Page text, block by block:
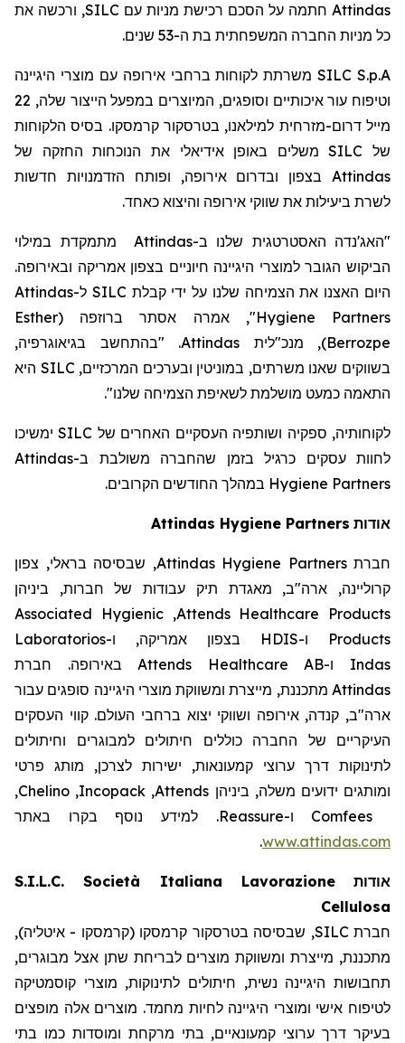
Attindas חתמה על הסכם רכישת מניות עם SILC, ורכשה את
כל מניות החברה המשפחתית בת ה-53
שנים.
SILC S.p.Aמשרתת לקוחות ברחבי אירופה עם מוצרי היגיינה
וטיפוח עור איכותיים וסופגים, המיוצרים במפעל הייצור שלה, 22
מיילדרום-מזרחית למילאנו, בטרסקור קרמסקו. בסיס הלקוחות
של SILCמשלים באופן אידיאלי את הנוכחות החזקה של
Attindas
בצפון ובדרום אירופה, ופותח הזדמנויות חדשות
לשרת ביעילות את שווקי אירופה והיצוא כאחד.
"האג'נדה האסטרטגית שלנו ב-Attindas
מתמקדת במילוי
הביקוש הגובר למוצרי היגיינה חיוניים בצפון אמריקה ובאירופה.
היום האצנו את הצמיחה שלנו על ידי קבלתSILC ל-Attindas
Hygiene Partners", אמרה אסתר ברוזפה (
Esther
Berrozpe
), מנכ"לית Attindas. "בהתחשב בגיאוגרפיה,
בשווקים שאנו משרתים, במוניטין ובערכים המרכזיים,SILC היא
התאמה כמעט מושלמת לשאיפת הצמיחה שלנו".
לקוחותיה, ספקיה ושותפיה העסקיים האחרים של SILCימשיכו
לחוות עסקים כרגיל בזמן שהחברה משולבת ב-Attindas
Hygiene Partners במהלך החודשים הקרובים.
אודות Attindas Hygiene Partners
חברתAttindas Hygiene Partners, שבסיסה בראלי, צפון
קרוליינה, ארה"ב, מאגדת תיק עבודות של חברות, ביניהן
Attends Healthcare Products
,
Associated Hygienic
Products
ו-HDIS בצפון אמריקה, ו-Laboratorios
Indas ו-Attends Healthcare ABבאירופה. חברת
Attindas מתכננת, מייצרת ומשווקת מוצרי היגיינה סופגים עבור
ארה"ב, קנדה, אירופה ושווקי יצוא ברחבי העולם. קווי העסקים
העיקריים של החברה כוללים חיתולים למבוגרים וחיתולים
לתינוקות דרך ערוצי קמעונאות, ישירות לצרכן, מותג פרטי
ומותגים ידועים משלה, ביניהן Attends
,
Incopack
,
Chelino
,
Comfees
ו-Reassure. למידע נוסף בקרו באתר
www.attindas.com
.
אודות
S.I.L.C. Società Italiana Lavorazione
Cellulosa
חברת SILC, שבסיסה בטרסקור קרמסקו (קרמסקו - איטליה),
מתכננת, מייצרת ומשווקת מוצרים לבריחת שתן אצל מבוגרים,
תחבושות היגיינה נשית, חיתולים לתינוקות, מוצרי קוסמטיקה
לטיפוח אישי ומוצרי היגיינה לחיות מחמד. מוצרים אלה מופצים
בעיקר דרך ערוצי קמעונאיים, בתי מרקחת ומוסדות כמו בתי